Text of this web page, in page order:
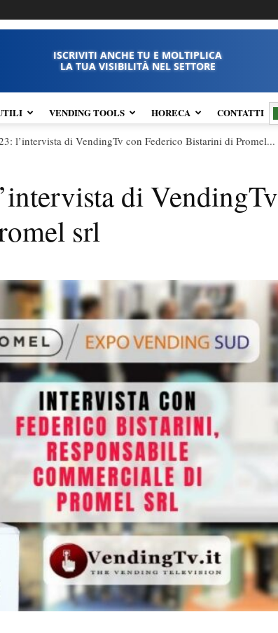
ISCRIVITI ANCHE TU E MOLTIPLICA
LA TUA VISIBILITÀ NEL SETTORE
VENDING TOOLS HORECA CONTATTI
l’intervista di VendingTv con Federico Bistarini di Promel...
di VendingTv
srl